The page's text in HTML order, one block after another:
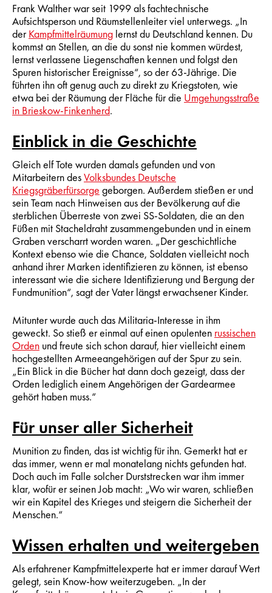
Frank Walther war seit 1999 als fachtechnische
Aufsichtsperson und Räumstellenleiter viel unterwegs. „In
derKampfmittelräumung lernst du Deutschland kennen. Du
kommst an Stellen, an die du sonst nie kommen würdest,
lernst verlassene Liegenschaften kennen und folgst den
Spuren historischer Ereignisse“, so der 63-Jährige. Die
führten ihn oft genug auch zu direkt zu Kriegstoten, wie
etwa bei der Räumung der Fläche für die Umgehungsstraße
in Brieskow-Finkenherd.
Einblick in die Geschichte
Gleich elf Tote wurden damals gefunden und von
Mitarbeitern desVolksbundes Deutsche
Kriegsgräberfürsorge geborgen. Außerdem stießen er und
sein Team nach Hinweisen aus der Bevölkerung auf die
sterblichen Überreste von zwei SS-Soldaten, die an den
Füßen mit Stacheldraht zusammengebunden und in einem
Graben verscharrt worden waren. „Der geschichtliche
Kontext ebenso wie die Chance, Soldaten vielleicht noch
anhand ihrer Marken identifizieren zu können, ist ebenso
interessant wie die sichere Identifizierung und Bergung der
Fundmunition“, sagt der Vater längst erwachsener Kinder.
Mitunter wurde auch das Militaria-Interesse in ihm
geweckt. So stieß er einmal auf einen opulenten russischen
Orden und freute sich schon darauf, hier vielleicht einem
hochgestellten Armeeangehörigen auf der Spur zu sein.
„Ein Blick in die Bücher hat dann doch gezeigt, dass der
Orden lediglich einem Angehörigen der Gardearmee
gehört haben muss.“
Für unser aller Sicherheit
Munition zu finden, das ist wichtig für ihn. Gemerkt hat er
das immer, wenn er mal monatelang nichts gefunden hat.
Doch auch im Falle solcher Durststrecken war ihm immer
klar, wofür er seinen Job macht: „Wo wir waren, schließen
wir ein Kapitel des Krieges und steigern die Sicherheit der
Menschen.“
Wissen erhalten und weitergeben
Als erfahrener Kampfmittelexperte hat er immer darauf Wert
gelegt, sein Know-how weiterzugeben. „In der